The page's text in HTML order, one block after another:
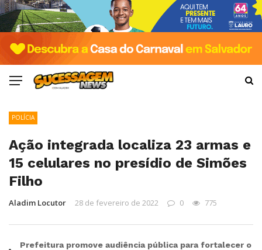
POLÍCIA
Ação integrada localiza 23 armas e
15 celulares no presídio de Simões
Filho
Aladim Locutor 28 de fevereiro de 2022 0 775
Prefeitura promove audiência pública para fortalecer o